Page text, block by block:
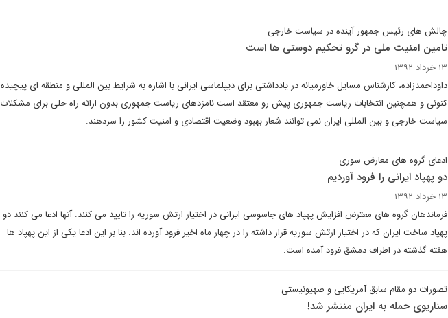
چالش های رئیس جمهور آینده در سیاست خارجی
تامین امنیت ملی در گرو تحکیم دوستی ها است
۱۳ خرداد ۱۳۹۲
داوداحمدزاده، کارشناس مسایل خاورمیانه در یادداشتی برای دیپلماسی ایرانی با اشاره به شرایط بین المللی و منطقه ای پیچیده
کنونی و همچنین انتخابات ریاست جمهوری پیش رو معتقد است نامزدهای ریاست جمهوری بدون ارائه راه حلی برای مشکلات
سیاست خارجی و بین المللی ایران نمی توانند شعار بهبود وضعیت اقتصادی و امنیت کشور را سردهند.
ادعای گروه های معارض سوری
دو پهپاد ایرانی را فرود آوردیم
۱۳ خرداد ۱۳۹۲
فرماندهان گروه های معترض افزایش پهپاد های جاسوسی ایرانی در اختیار ارتش سوریه را تایید می کنند. آنها ادعا می کنند دو
پهپاد ساخت ایران که در اختیار ارتش سوریه قرار داشته را در چهار ماه اخیر فرود آورده اند. بنا بر این ادعا یکی از این پهپاد ها
هفته گذشته در اطراف دمشق فرود آمده است.
تصورات دو مقام سابق آمریکایی و صهیونیستی
سناریوی حمله به ایران منتشر شد!